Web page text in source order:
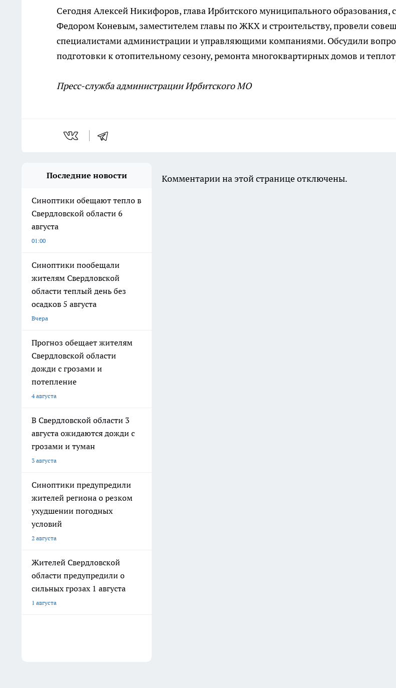
Сегодня Алексей Никифоров, глава Ирбитского муниципального образования,
Федором Коневым, заместителем главы по ЖКХ и строительству, провели
специалистами администрации и управляющими компаниями. Обсудили
подготовки к отопительному сезону, ремонта многоквартирных домов и
Пресс-служба администрации Ирбитского МО
Последние новости
Синоптики обещают тепло в
Свердловской области 6
августа
01:00
Синоптики пообещали
жителям Свердловской
области теплый день без
осадков 5 августа
Вчера
Прогноз обещает жителям
Свердловской области
дожди с грозами и
потепление
4 августа
В Свердловской области 3
августа ожидаются дожди с
грозами и туман
3 августа
Синоптики предупредили
жителей региона о резком
ухудшении погодных
условий
2 августа
Жителей Свердловской
области предупредили о
сильных грозах 1 августа
1 августа
Комментарии на этой странице отключены.